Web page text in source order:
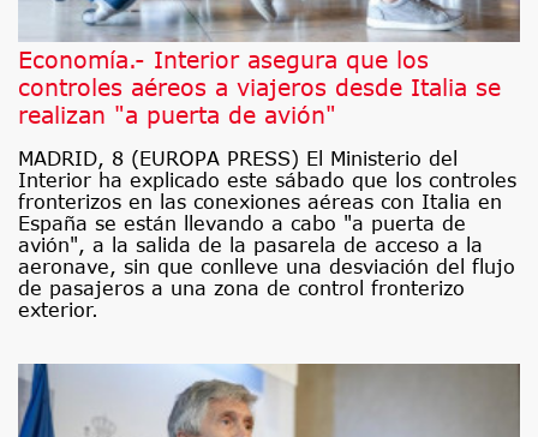
Economía.- Interior asegura que los
controles aéreos a viajeros desde Italia se
realizan "a puerta de avión"
MADRID, 8 (EUROPA PRESS) El Ministerio del
Interior ha explicado este sábado que los controles
fronterizos en las conexiones aéreas con Italia en
España se están llevando a cabo "a puerta de
avión", a la salida de la pasarela de acceso a la
aeronave, sin que conlleve una desviación del flujo
de pasajeros a una zona de control fronterizo
exterior.